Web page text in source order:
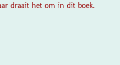
draait het om in dit boek.